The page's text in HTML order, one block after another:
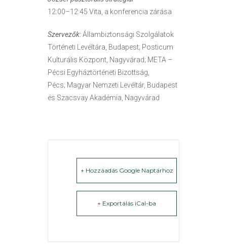
12:00–12:45 Vita, a konferencia zárása
Szervezők:Állambiztonsági Szolgálatok
Történeti Levéltára, Budapest; Posticum
Kulturális Központ, Nagyvárad; META –
Pécsi Egyháztörténeti Bizottság,
Pécs; Magyar Nemzeti Levéltár, Budapest
és Szacsvay Akadémia, Nagyvárad
+ Hozzáadás Google Naptárhoz
+ Exportálás iCal-ba